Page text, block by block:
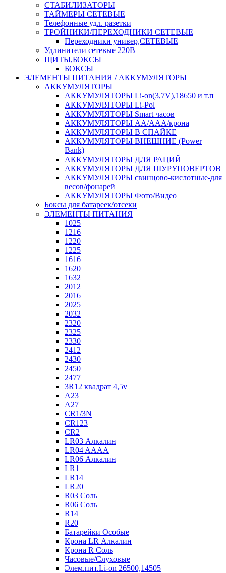
СТАБИЛИЗАТОРЫ
ТАЙМЕРЫ СЕТЕВЫЕ
Телефонные удл. разетки
ТРОЙНИКИ/ПЕРЕХОДНИКИ СЕТЕВЫЕ
Переходники универ,СЕТЕВЫЕ
Удлинители сетевые 220В
ЩИТЫ,БОКСЫ
БОКСЫ
ЭЛЕМЕНТЫ ПИТАНИЯ / АККУМУЛЯТОРЫ
АККУМУЛЯТОРЫ
АККУМУЛЯТОРЫ Li-on(3,7V),18650 и т.п
АККУМУЛЯТОРЫ Li-Pol
АККУМУЛЯТОРЫ Smart часов
АККУМУЛЯТОРЫ АА/ААА/крона
АККУМУЛЯТОРЫ В СПАЙКЕ
АККУМУЛЯТОРЫ ВНЕШНИЕ (Power
Bank)
АККУМУЛЯТОРЫ ДЛЯ РАЦИЙ
АККУМУЛЯТОРЫ ДЛЯ ШУРУПОВЕРТОВ
АККУМУЛЯТОРЫ свинцово-кислотные-для
весов/фонарей
АККУМУЛЯТОРЫ Фото/Видео
Боксы для батареек/отсеки
ЭЛЕМЕНТЫ ПИТАНИЯ
1025
1216
1220
1225
1616
1620
1632
2012
2016
2025
2032
2320
2325
2330
2412
2430
2450
2477
3R12 квадрат 4,5v
A23
A27
CR1/3N
CR123
CR2
LR03 Алкалин
LR04 AAAA
LR06 Алкалин
LR1
LR14
LR20
R03 Соль
R06 Соль
R14
R20
Батарейки Особые
Крона LR Алкалин
Крона R Соль
Часовые/Слуховые
Элем.пит.Li-on 26500,14505